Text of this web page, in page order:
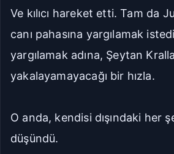
Ve kılıcı hareket etti. Tam da
canı pahasına yargılamak
yargılamak adına, Şeytan
yakalayamayacağı bir hızla.
O anda, kendisi dışındaki her
düşündü.